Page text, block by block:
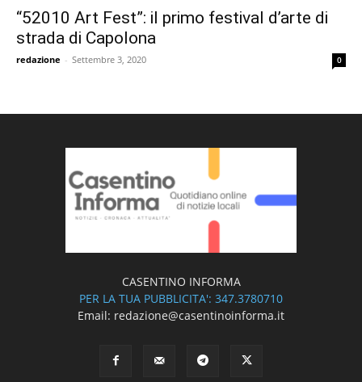
“52010 Art Fest”: il primo festival d’arte di
strada di Capolona
redazione - Settembre 3, 2020 0
CASENTINO INFORMA
PER LA TUA PUBBLICITA': 347.3780710
Email: redazione@casentinoinforma.it